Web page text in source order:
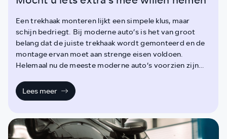
Een trekhaak monteren lijkt een simpele klus, maar
schijn bedriegt. Bij moderne auto’s is het van groot
belang dat de juiste trekhaak wordt gemonteerd en de
montage ervan moet aan strenge eisen voldoen.
Helemaal nu de meeste moderne auto’s voorzien zijn
zoals vroeger, kan niet meer. Bij een fout in de montage
kunnen allerlei storingen optreden in de computer van
weten dat u hiervoor bij Autobedrijf Van
Dueren terecht kunt.
Lees meer